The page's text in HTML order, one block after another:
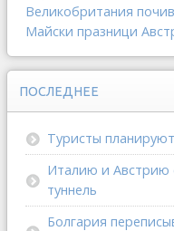
Великобритания
Майски празници
ПОСЛЕДНЕЕ
Туристы
Италию и Австрию
туннель
Болгария